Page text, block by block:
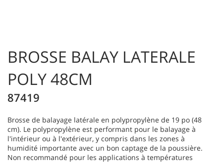
BROSSE BALAY LATERALE
POLY 48CM
87419
Brosse de balayage latérale en polypropylène de 19 po (48
cm). Le polypropylène est performant pour le balayage à
l'intérieur ou à l'extérieur, y compris dans les zones à
humidité importante avec un bon captage de la poussière.
Non recommandé pour les applications à températures